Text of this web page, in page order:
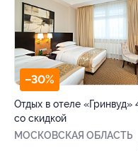
–30%
Отдых в отеле «Гринвуд»
со скидкой
МОСКОВСКАЯ ОБЛАСТЬ